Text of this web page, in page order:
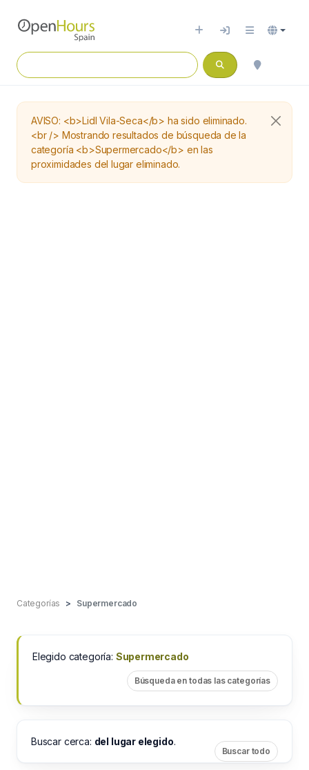
AVISO: <b>Lidl Vila-Seca</b> ha sido eliminado.
<br /> Mostrando resultados de búsqueda de la
categoría <b>Supermercado</b> en las
proximidades del lugar eliminado.
Categorías Supermercado
Elegido categoría: Supermercado
Búsqueda en todas las categorías
Buscar cerca: del lugar elegido.
Buscar todo